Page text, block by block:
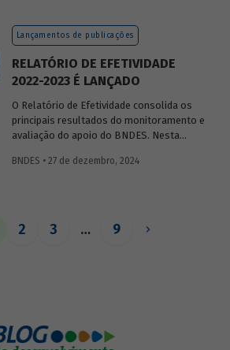
os conceitos a ela relacionados, o
contexto atual das discussões sobre o
setores se relacionam com o assunto.
Lançamentos de publicações
RELATÓRIO DE EFETIVIDADE
2022-2023 É LANÇADO
O Relatório de Efetividade consolida os
principais resultados do monitoramento e
avaliação do apoio do BNDES. Nesta
operacional, as entregas e os impactos
BNDES • 27 de dezembro, 2024
2 3 … 9